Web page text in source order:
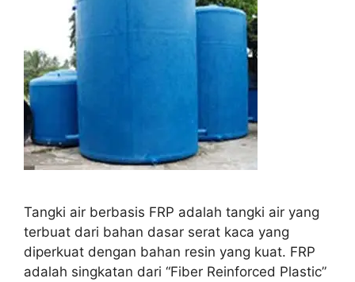
Tangki air berbasis FRP adalah tangki air yang
terbuat dari bahan dasar serat kaca yang
diperkuat dengan bahan resin yang kuat. FRP
adalah singkatan dari “Fiber Reinforced Plastic”